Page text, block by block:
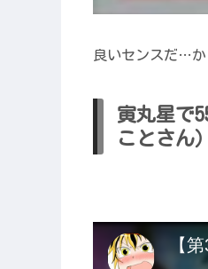
良いセンスだ…か
寅丸星で
ことさん）